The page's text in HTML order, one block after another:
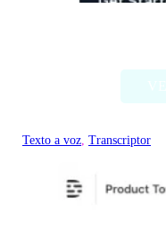
Texto a voz, Transcriptor